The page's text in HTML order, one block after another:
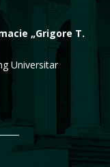
„Grigore T.
Universitar